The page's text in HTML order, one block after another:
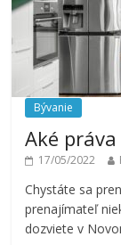
Bývanie
Aké
17/05/2022
Chystáte sa
prenajímateľ
dozviete v